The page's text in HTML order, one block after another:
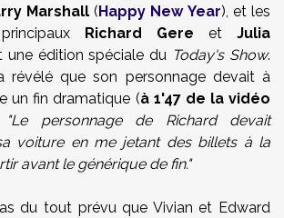
Marshall( Happy New Year), et les
Richard Gere et Julia
une édition spéciale du Today's Show.
révélé que son personnage devait à
un fin dramatique (à 1'47 de la vidéo
"Le personnage de Richard devait
voiture en me jetant des billets à la
avant le générique de fin."
du tout prévu que Vivian et Edward